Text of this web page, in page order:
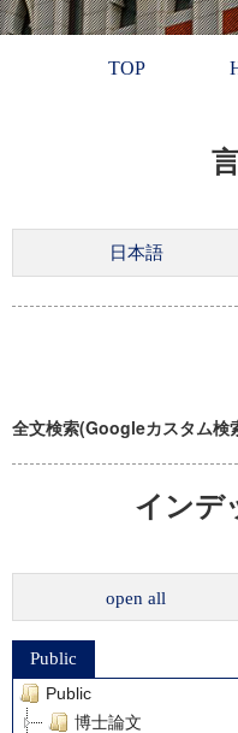
TOP
全文検索(Googleカスタム検
インデ
open all
Public
Public
博士論文